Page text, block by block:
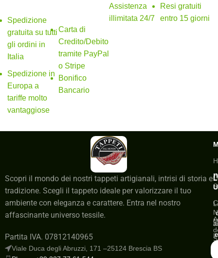
Spedizione
gratuita su tutti
gli ordini in
Italia
Spedizione in
Europa a
tariffe molto
vantaggiose
Carta di
Credito/Debito
tramite PayPal
o Stripe
Bonifico
Bancario
Assistenza
illimitata 24/7
Resi gratuiti
entro 15 giorni
Scopri il mondo dei nostri tappeti artigianali, intrisi di storia e
tradizione. Scegli il tappeto ideale per valorizzare il tuo
ambiente con eleganza e carattere. Entra nel nostro
affascinante universo tessile.
Partita IVA. 07812140965
Viale Duca degli Abruzzi, 171 –25124 Brescia BS